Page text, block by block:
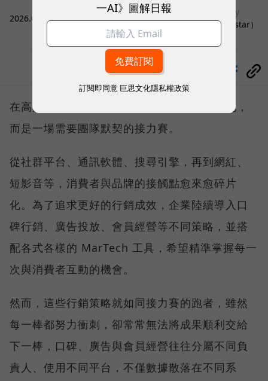
2026.07.28|行銷與Martech
sponsored by
數聚國際（Justar）
在高度碎片化的年代，企業行銷，不該是短跑，
而是一場需要團隊默契的接力賽。
從社群平台、通訊軟體、搜尋引擎，再到網紅、
短影音等，消費者與品牌的接觸點愈來愈碎片
化。為了追求更好的行銷成效，企業陸續導入口
碑行銷、廣告投放、會員經營等不同策略，並搭
配各式各樣的 MarTech 工具，希望精準掌握每一
次與消費者互動的機會。
然而，這些行銷策略就如同接力賽的跑者，雖然
每一棒都努力衝刺，卻常常無法將成果順利交給
下一棒，口碑、廣告與會員經營往往分屬不同負
責人、使用不同平台，不僅數據散落在不同系
一AI》圖解日報
訂閱即同意 巨思文化隱私權政策